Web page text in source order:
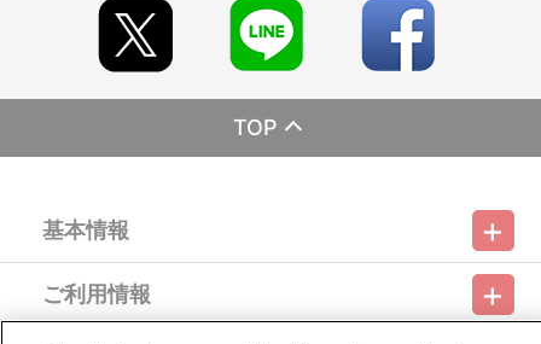
※本商品は準備数に限りがございます。準備数に達した場合、
早期にご注文の受付を終了させていただくことがございます。
※ご要望多数の場合、お届け時期を変更し、再度受注を行うこ
とがございます。
※撮影環境やご利用のモニター環境により、実物と多少異なっ
て見える場合がございます。
※「『鎧伝サムライトルーパー』POP UP SHOP in AMNIBUS
STORE 事後通販」の商品以外との買い合わせはできません。
TOP
基本情報
利用規約 特定商取引法に基づく表示
ご利用情報